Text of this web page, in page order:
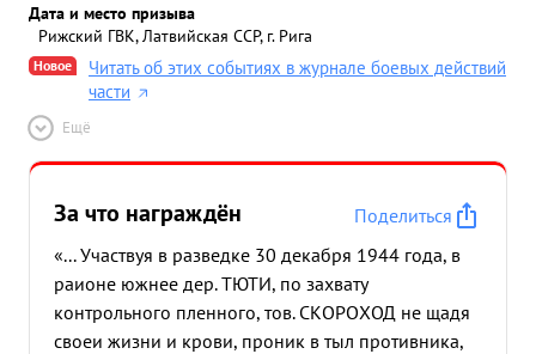
Дата и место призыва
Рижский ГВК, Латвийская ССР, г. Рига
Новое
Читать об этих событиях в журнале боевых действий
части
Ещё
За что награждён
Поделиться
«... Участвуя в разведке 30 декабря 1944 года, в
раионе южнее дер. ТЮТИ, по захвату
контрольного пленного, тов. СКОРОХОД не щадя
своеи жизни и крови, проник в тыл противника,